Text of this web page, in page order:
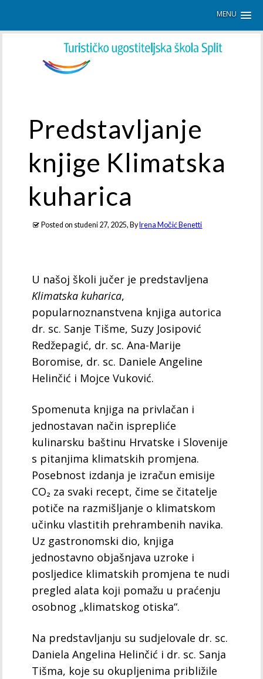
MENU
Predstavljanje
knjige Klimatska
kuharica
Posted on studeni 27, 2025, By Irena Močić Benetti
U našoj školi jučer je predstavljena
Klimatska kuharica,
popularnoznanstvena knjiga autorica
dr. sc. Sanje Tišme, Suzy Josipović
Redžepagić, dr. sc. Ana-Marije
Boromise, dr. sc. Daniele Angeline
Helinčić i Mojce Vuković.
Spomenuta knjiga na privlačan i
jednostavan način isprepliće
kulinarsku baštinu Hrvatske i Slovenije
s pitanjima klimatskih promjena.
Posebnost izdanja je izračun emisije
CO₂ za svaki recept, čime se čitatelje
potiče na razmišljanje o klimatskom
učinku vlastitih prehrambenih navika.
Uz gastronomski dio, knjiga
jednostavno objašnjava uzroke i
posljedice klimatskih promjena te nudi
pregled alata koji pomažu u praćenju
osobnog „klimatskog otiska“.
Na predstavljanju su sudjelovale dr. sc.
Daniela Angelina Helinčić i dr. sc. Sanja
Tišma, koje su okupljenima približile